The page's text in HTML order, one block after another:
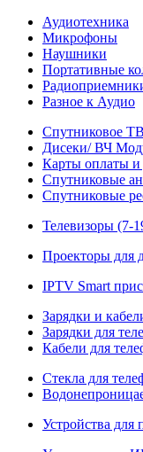
Аудиотехника
Микрофоны
Наушники
Портативные
Разное к Аудио
Спутниковое ТВ
Дисеки/ ВЧ
Карты оплаты и
Спутниковые
Спутниковые
Телевизоры (7-
Проекторы для
IPTV Smart
Зарядки и
Зарядки для
Кабели для
Стекла для
Устройства